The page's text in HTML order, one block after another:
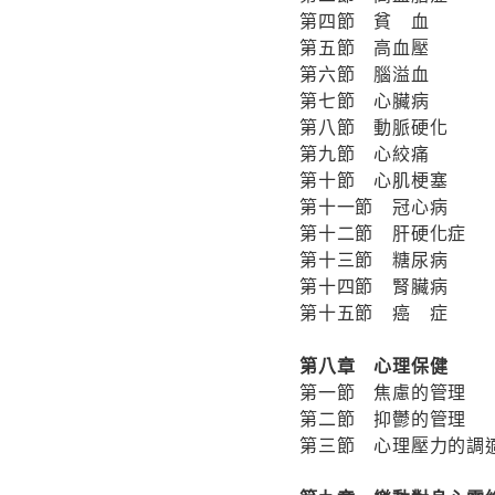
第四節 貧 血
第五節 高血壓
第六節 腦溢血
第七節 心臟病
第八節 動脈硬化
第九節 心絞痛
第十節 心肌梗塞
第十一節 冠心病
第十二節 肝硬化症
第十三節 糖尿病
第十四節 腎臟病
第十五節 癌 症
第八章 心理保健
第一節 焦慮的管理
第二節 抑鬱的管理
第三節 心理壓力的調